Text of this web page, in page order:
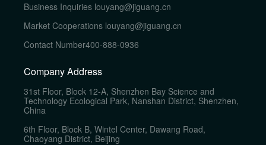
Business Inquiries louyang@jiguang.cn
Market Cooperations louyang@jiguang.cn
Contact Number400-888-0936
Company Address
31st Floor, Block 12-A, Shenzhen Bay Science and
Technology Ecological Park, Nanshan District, Shenzhen,
China
6th Floor, Block B, Wintel Center, Dawang Road,
Chaoyang District, Beijing